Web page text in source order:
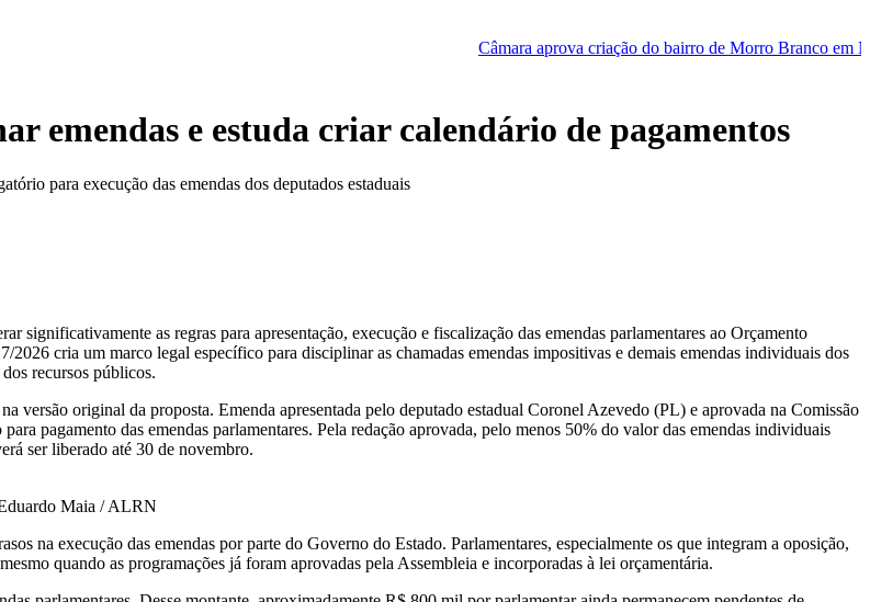
Câmara aprova criação do bairro de Morro Branco em Natal
emendas e estuda criar calendário de pagamentos
para execução das emendas dos deputados estaduais
as regras para apresentação, execução e fiscalização das emendas parlamentares ao Orçamento
cria um marco legal específico para disciplinar as chamadas emendas impositivas e demais emendas individuais dos
recursos públicos.
versão original da proposta. Emenda apresentada pelo deputado estadual Coronel Azevedo (PL) e aprovada na Comissão
pagamento das emendas parlamentares. Pela redação aprovada, pelo menos 50% do valor das emendas individuais
ser liberado até 30 de novembro.
Maia / ALRN
na execução das emendas por parte do Governo do Estado. Parlamentares, especialmente os que integram a oposição,
quando as programações já foram aprovadas pela Assembleia e incorporadas à lei orçamentária.